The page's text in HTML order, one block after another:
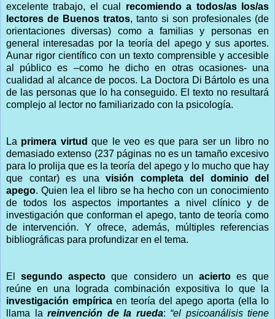
excelente trabajo, el cual recomiendo a todos/as los/as
lectores de Buenos tratos, tanto si son profesionales (de
orientaciones diversas) como a familias y personas en
general interesadas por la teoría del apego y sus aportes.
Aunar rigor científico con un texto comprensible y accesible
al público es –como he dicho en otras ocasiones- una
cualidad al alcance de pocos. La Doctora Di Bártolo es una
de las personas que lo ha conseguido. El texto no resultará
complejo al lector no familiarizado con la psicología.
La primera virtud que le veo es que para ser un libro no
demasiado extenso (237 páginas no es un tamaño excesivo
para lo prolija que es la teoría del apego y lo mucho que hay
que contar) es una visión completa del dominio del
apego. Quien lea el libro se ha hecho con un conocimiento
de todos los aspectos importantes a nivel clínico y de
investigación que conforman el apego, tanto de teoría como
de intervención. Y ofrece, además, múltiples referencias
bibliográficas para profundizar en el tema.
Elsegundo aspecto que considero un aciertoes que
reúne en una lograda combinación expositiva lo que la
investigación empíricaen teoría del apego aporta (ella lo
llama la reinvención de la rueda: “el psicoanálisis tiene